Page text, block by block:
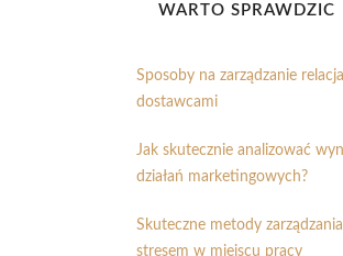
WARTO SPRAWDZIĆ
Sposoby na zarządzanie
dostawcami
Jak skutecznie analizować
działań marketingowych?
Skuteczne metody zarządzania
stresem w miejscu pracy